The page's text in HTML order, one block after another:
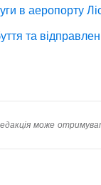
в аеропорту
та
може